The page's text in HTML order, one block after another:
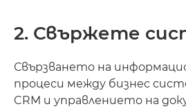
2. Свържете
Свързването на
процеси между бизнес
CRM и управлението на